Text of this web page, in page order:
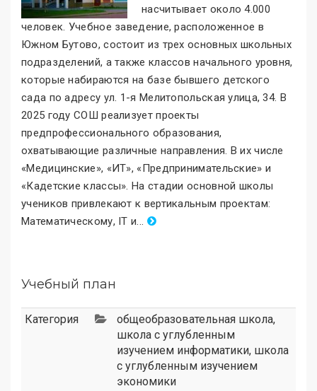
насчитывает около 4.000
человек. Учебное заведение, расположенное в
Южном Бутово, состоит из трех основных школьных
подразделений, а также классов начального уровня,
которые набираются на базе бывшего детского
сада по адресу ул. 1-я Мелитопольская улица, 34. В
2025 году СОШ реализует проекты
предпрофессионального образования,
охватывающие различные направления. В их числе
«Медицинские», «ИТ», «Предпринимательские» и
«Кадетские классы». На стадии основной школы
учеников привлекают к вертикальным проектам:
Математическому, IT и...
Учебный план
Категория общеобразовательная школа,
школа с углубленным
изучением информатики, школа
с углубленным изучением
экономики